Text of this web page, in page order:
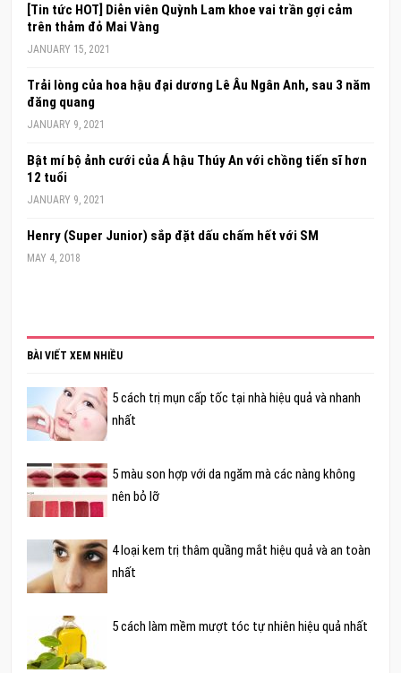
[Tin tức HOT] Diễn viên Quỳnh Lam khoe vai trần gợi cảm
trên thảm đỏ Mai Vàng
JANUARY 15, 2021
Trải lòng của hoa hậu đại dương Lê Âu Ngân Anh, sau 3 năm
đăng quang
JANUARY 9, 2021
Bật mí bộ ảnh cưới của Á hậu Thúy An với chồng tiến sĩ hơn
12 tuổi
JANUARY 9, 2021
Henry (Super Junior) sắp đặt dấu chấm hết với SM
MAY 4, 2018
BÀI VIẾT XEM NHIỀU
5 cách trị mụn cấp tốc tại nhà hiệu quả và nhanh
nhất
5 màu son hợp với da ngăm mà các nàng không
nên bỏ lỡ
4 loại kem trị thâm quầng mắt hiệu quả và an toàn
nhất
5 cách làm mềm mượt tóc tự nhiên hiệu quả nhất